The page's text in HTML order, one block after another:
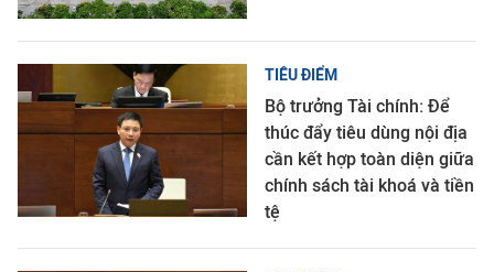
TIÊU ĐIỂM
Bộ trưởng Tài chính: Để
thúc đẩy tiêu dùng nội địa
cần kết hợp toàn diện giữa
chính sách tài khoá và tiền
tệ